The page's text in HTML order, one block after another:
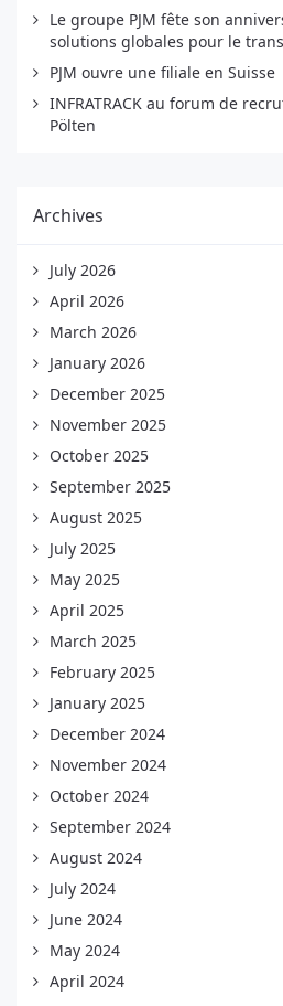
Le groupe PJM fête son
solutions globales pour le
PJM ouvre une filiale en Suisse
INFRATRACK au forum de
Pölten
Archives
July 2026
April 2026
March 2026
January 2026
December 2025
November 2025
October 2025
September 2025
August 2025
July 2025
May 2025
April 2025
March 2025
February 2025
January 2025
December 2024
November 2024
October 2024
September 2024
August 2024
July 2024
June 2024
May 2024
April 2024